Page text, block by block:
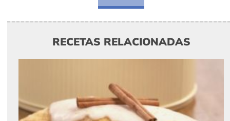
RECETAS RELACIONADAS